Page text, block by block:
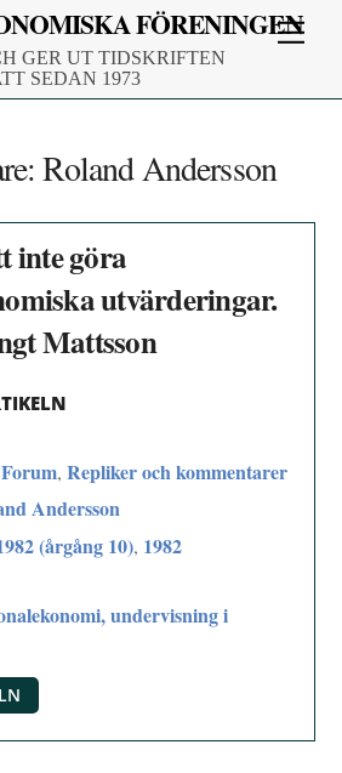
FÖRENINGEN
GER UT TIDSKRIFTEN
SEDAN 1973
Roland Andersson
inte göra
utvärderingar.
Mattsson
Forum,Repliker och kommentarer
Andersson
(årgång 10), 1982
undervisning i